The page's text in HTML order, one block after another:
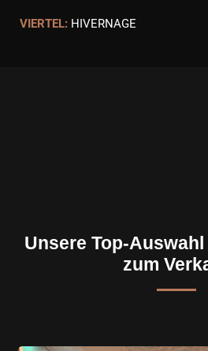
VIERTEL: HIVERNAGE
Unsere Top-
zum